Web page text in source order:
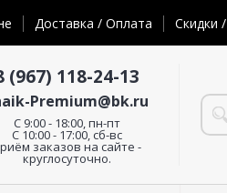
Доставка / Оплата Скидки
(967) 118-24-13
Premium@bk.ru
C 9:00 - 18:00, пн-пт
С 10:00 - 17:00, сб-вс
заказов на сайте -
круглосуточно.